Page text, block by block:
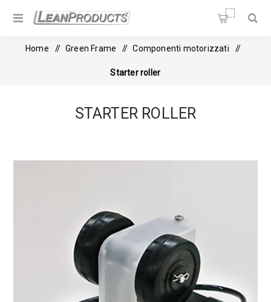
Soluzioni per la Lean
Home / Green Frame / Componenti motorizzati /
Starter roller
STARTER ROLLER